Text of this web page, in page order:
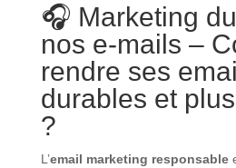
🎧 Marketing
nos e-mails –
rendre ses
durables et
?
L’email marketing responsable